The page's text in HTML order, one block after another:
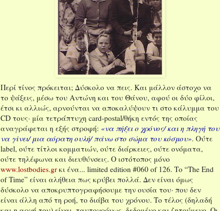
Περί τίνος πρόκειται; Δύσκολο να πεις. Και μάλλον άστοχο να
το ψάξεις, μέσω του Αντώνη και του Θάνου, αφού οι δύο φίλοι,
έτσι κι αλλιώς, αρνούνται να αποκαλύψουν τι στο κάλυμμα του
CD τους· μία τετράπτυχη card-postal/θήκη εντός της οποίας
αναγράφεται η εξής στροφή: «να πήξει ο χρόνος/ και η πληγή του
να γίνει/ μια αόρατη ουλή/ πάνω στο σώμα του κόσμου». Ούτε
label, ούτε τίτλοι κομματιών, ούτε διάρκειες, ούτε ονόματα,
ούτε τηλέφωνα και διευθύνσεις. Ο ιστότοπος μόνο
www.lostbodies.gr κι ένα... limited edition #060 of 126. Το “The End
of Time” είναι αλήθεια πως κρύβει πολλά. Δεν είναι όμως
δύσκολο να αποκρυπτογραφήσουμε την ουσία του· που δεν
είναι άλλη από τη ροή, το διάβα του χρόνου. Το τέλος (δηλαδή